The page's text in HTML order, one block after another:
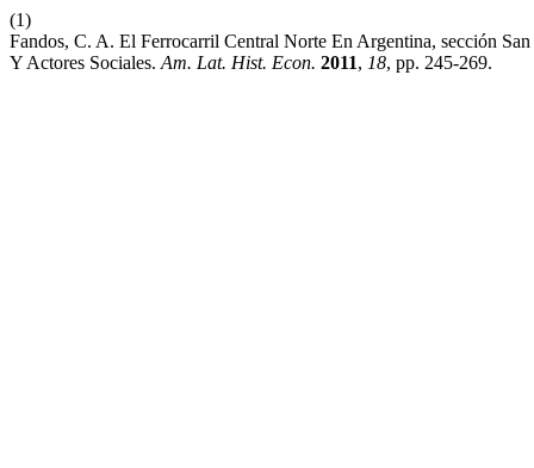
(1)
Fandos, C. A. El Ferrocarril Central Norte En Argentina, sección
Y Actores Sociales. Am. Lat. Hist. Econ. 2011, 18, pp. 245-269.